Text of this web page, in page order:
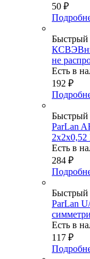
50 ₽
Быстрый
не
Есть в
192 ₽
Быстрый
ParLan
2х2x0,52
Есть в
284 ₽
Быстрый
ParLan
Есть в
117 ₽